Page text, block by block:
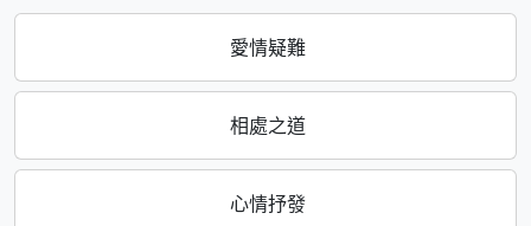
愛情疑難
相處之道
心情抒發